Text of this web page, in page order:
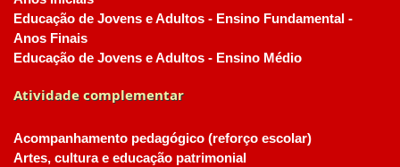
Educação de Jovens e Adultos - Ensino Fundamental -
Anos Finais
Educação de Jovens e Adultos - Ensino Médio
Atividade complementar
Acompanhamento pedagógico (reforço escolar)
Artes, cultura e educação patrimonial